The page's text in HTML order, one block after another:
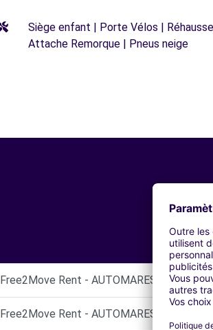
Siège enfant | Porte Vélos |
Attache Remorque | Pneus neige
Free2Move Rent - AUTOMARES, S.L. -
Free2Move Rent - AUTOMARES, S.L.U. -